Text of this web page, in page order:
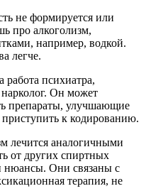
не формируется или
про алкоголизм,
например, водкой.
легче.
работа психиатра,
Он может
препараты, улучшающие
приступить к кодированию.
лечится аналогичными
от других спиртных
нюансы. Они связаны с
терапия, не